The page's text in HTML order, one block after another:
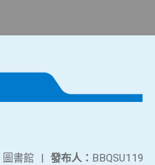
發布人： BBQSU119
圖書館 |